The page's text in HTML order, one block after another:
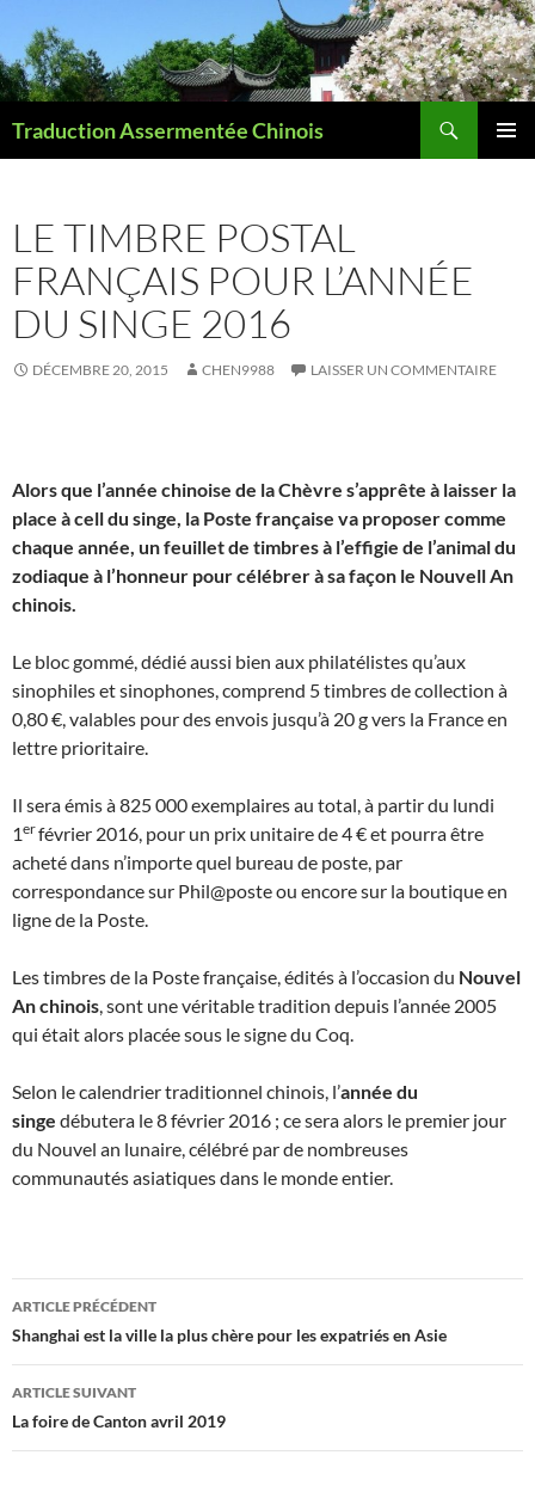
Traduction Assermentée Chinois
LE TIMBRE POSTAL
FRANÇAIS POUR L’ANNÉE
DU SINGE 2016
DÉCEMBRE 20, 2015 CHEN9988 LAISSER UN COMMENTAIRE
Alors que l’année chinoise de la Chèvre s’apprête à laisser la
place à cell du singe, la Poste française va proposer comme
chaque année, un feuillet de timbres à l’effigie de l’animal du
zodiaque à l’honneur pour célébrer à sa façon le Nouvell An
chinois.
Le bloc gommé, dédié aussi bien aux philatélistes qu’aux
sinophiles et sinophones, comprend 5 timbres de collection à
0,80 €, valables pour des envois jusqu’à 20 g vers la France en
lettre prioritaire.
Il sera émis à 825 000 exemplaires au total, à partir du lundi
1erfévrier 2016, pour un prix unitaire de 4 € et pourra être
acheté dans n’importe quel bureau de poste, par
correspondance sur Phil@poste ou encore sur la boutique en
ligne de la Poste.
Les timbres de la Poste française, édités à l’occasion du Nouvel
An chinois, sont une véritable tradition depuis l’année 2005
qui était alors placée sous le signe du Coq.
Selon le calendrier traditionnel chinois, l’année du
singe débutera le 8 février 2016 ; ce sera alors le premier jour
du Nouvel an lunaire, célébré par de nombreuses
communautés asiatiques dans le monde entier.
Navigation
des
articles
ARTICLE PRÉCÉDENT
Shanghai est la ville la plus chère pour les expatriés en Asie
ARTICLE SUIVANT
La foire de Canton avril 2019